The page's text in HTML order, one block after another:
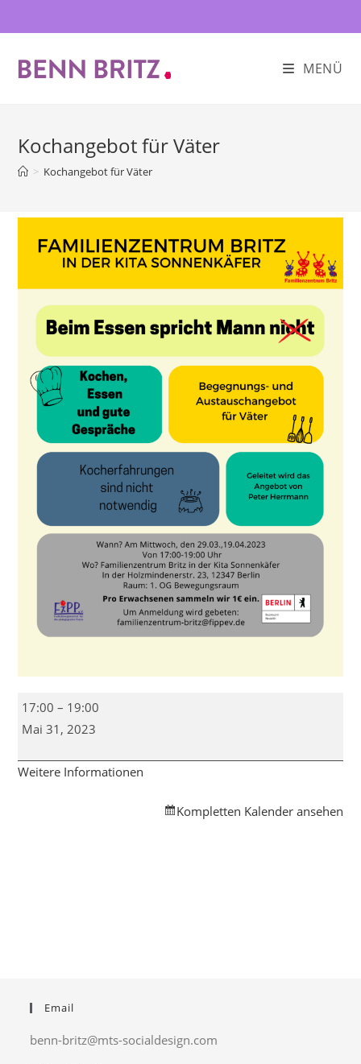
Inhalt
MENÜ
Kochangebot für Väter
> Kochangebot für Väter
Kochangebot
für
17:00 – 19:00
Mai 31, 2023
Weitere Informationen
Kompletten Kalender ansehen
Email
benn-britz@mts-socialdesign.com